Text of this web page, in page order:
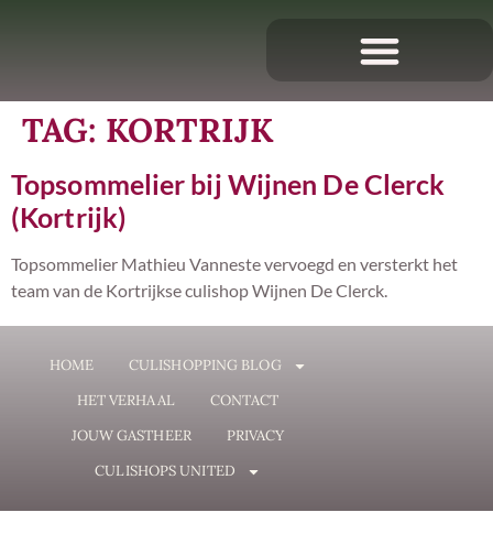
TAG: KORTRIJK
Topsommelier bij Wijnen De Clerck
(Kortrijk)
Topsommelier Mathieu Vanneste vervoegd en versterkt het
team van de Kortrijkse culishop Wijnen De Clerck.
HOME
CULISHOPPING BLOG
HET VERHAAL
CONTACT
JOUW GASTHEER
PRIVACY
CULISHOPS UNITED